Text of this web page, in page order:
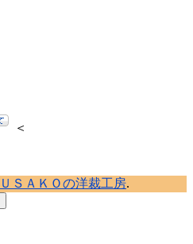
＜
ＳＡＫＯの洋裁工房.